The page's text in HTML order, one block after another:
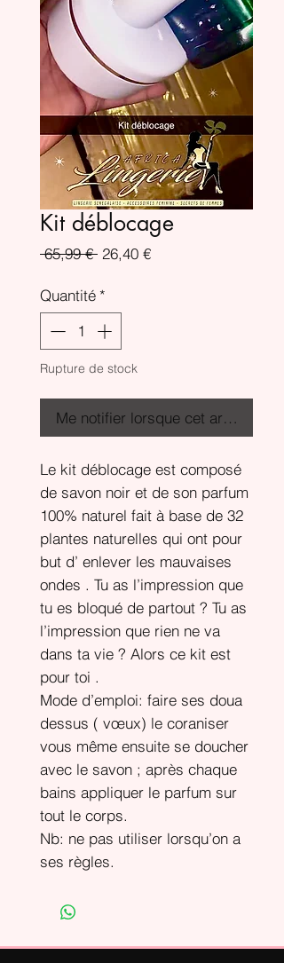
Kit déblocage
65,99 € Prix
26,40 €Prix
Quantité *
Rupture de stock
Me notifier lorsque cet article est
Le kit déblocage est composé
de savon noir et de son parfum
100% naturel fait à base de 32
plantes naturelles qui ont pour
but d’ enlever les mauvaises
ondes . Tu as l’impression que
tu es bloqué de partout ? Tu as
l’impression que rien ne va
dans ta vie ? Alors ce kit est
pour toi .
Mode d’emploi: faire ses doua
dessus ( vœux) le coraniser
vous même ensuite se doucher
avec le savon ; après chaque
bains appliquer le parfum sur
tout le corps.
Nb: ne pas utiliser lorsqu’on a
ses règles.